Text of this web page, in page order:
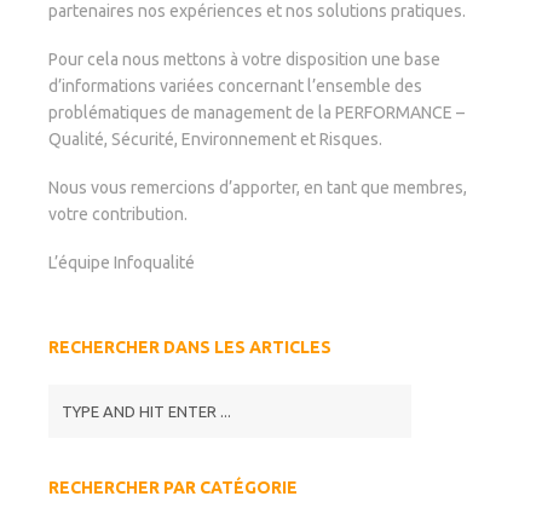
partenaires nos expériences et nos solutions pratiques.
Pour cela nous mettons à votre disposition une base
d’informations variées concernant l’ensemble des
problématiques de management de la PERFORMANCE –
Qualité, Sécurité, Environnement et Risques.
Nous vous remercions d’apporter, en tant que membres,
votre contribution.
L’équipe Infoqualité
RECHERCHER DANS LES ARTICLES
RECHERCHER PAR CATÉGORIE